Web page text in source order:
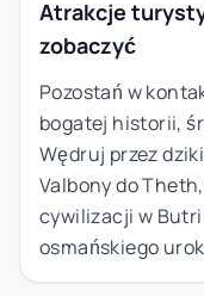
Atrakcje
zobaczyć
Pozostań w
bogatej historii,
Wędruj przez
Valbony do
cywilizacji w
osmańskiego